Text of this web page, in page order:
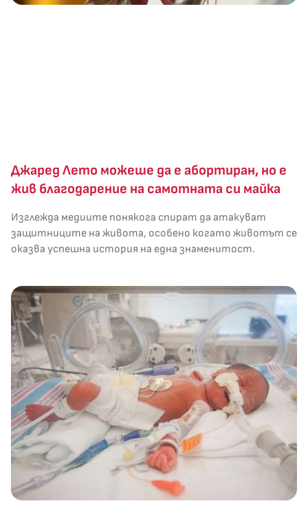
Джаред Лето можеше да е абортиран, но е
жив благодарение на самотната си майка
Изглежда медиите понякога спират да атакуват
защитниците на живота, особено когато животът се
оказва успешна история на една знаменитост.